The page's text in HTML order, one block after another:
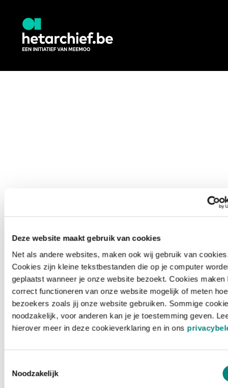
Deze website maakt gebruik van cookies
Net als andere websites, maken ook wij gebruik van
Cookies zijn kleine tekstbestanden die op je computer
geplaatst wanneer je onze website bezoekt. Cookies maken
correct functioneren van onze website mogelijk of meten hoe
bezoekers zoals jij onze website gebruiken. Sommige
noodzakelijk, voor anderen kan je je toestemming geven.
hierover meer in deze cookieverklaring en in ons
Noodzakelijk